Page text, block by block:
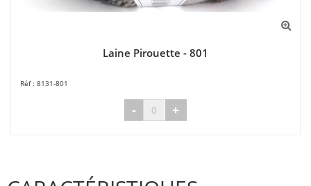
Laine Pirouette - 801
8131-801
- +